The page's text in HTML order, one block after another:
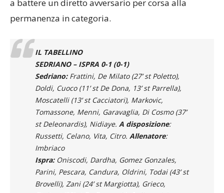
permanenza in categoria.
SEDRIANO – ISPRA 0-1 (0-1)
Sedriano:Frattini, De Milato (27’ st Poletto),
Doldi, Cuoco (11’ st De Dona, 13’ st Parrella),
Moscatelli (13’ st Cacciatori), Markovic,
Tomassone, Menni, Garavaglia, Di Cosmo (37’
st Deleonardis), Nidiaye.A disposizione:
Russetti, Celano, Vita, Citro.Allenatore:
Imbriaco
Ispra:Oniscodi, Dardha, Gomez Gonzales,
Parini, Pescara, Candura, Oldrini, Todai (43’ st
Brovelli), Zani (24’ st Margiotta), Grieco,
Giuliani (39’ st De Bernardi).A disposizione